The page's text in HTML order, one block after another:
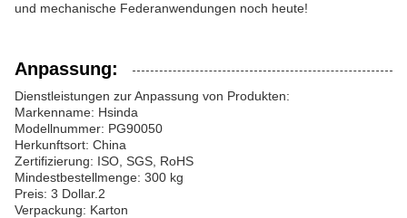
und mechanische Federanwendungen noch heute!
Anpassung:
Dienstleistungen zur Anpassung von Produkten:
Markenname: Hsinda
Modellnummer: PG90050
Herkunftsort: China
Zertifizierung: ISO, SGS, RoHS
Mindestbestellmenge: 300 kg
Preis: 3 Dollar.2
Verpackung: Karton